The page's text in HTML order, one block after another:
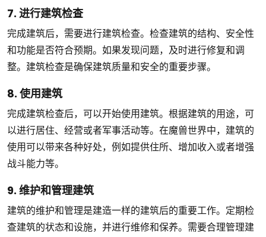
7. 进行建筑检查
完成建筑后，需要进行建筑检查。检查建筑的结构、安全性
和功能是否符合预期。如果发现问题，及时进行修复和调
整。建筑检查是确保建筑质量和安全的重要步骤。
8. 使用建筑
完成建筑检查后，可以开始使用建筑。根据建筑的用途，可
以进行居住、经营或者军事活动等。在魔兽世界中，建筑的
使用可以带来各种好处，例如提供住所、增加收入或者增强
战斗能力等。
9. 维护和管理建筑
建筑的维护和管理是建造一样的建筑后的重要工作。定期检
查建筑的状态和设施，并进行维修和保养。需要合理管理建